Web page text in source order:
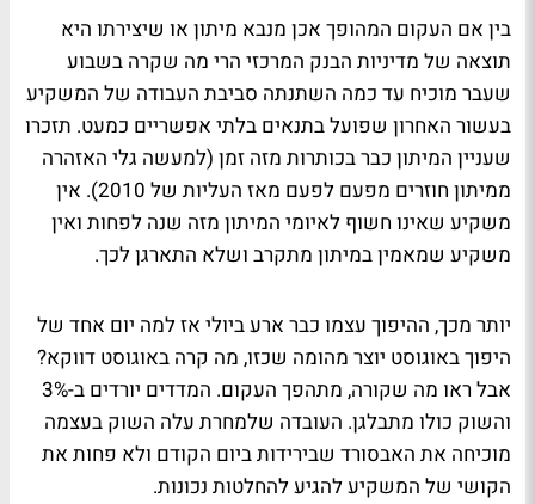
בין אם העקום המהופך אכן מנבא מיתון או שיצירתו היא
תוצאה של מדיניות הבנק המרכזי הרי מה שקרה בשבוע
שעבר מוכיח עד כמה השתנתה סביבת העבודה של המשקיע
בעשור האחרון שפועל בתנאים בלתי אפשריים כמעט. תזכרו
שעניין המיתון כבר בכותרות מזה זמן (למעשה גלי האזהרה
ממיתון חוזרים מפעם לפעם מאז העליות של 2010). אין
משקיע שאינו חשוף לאיומי המיתון מזה שנה לפחות ואין
משקיע שמאמין במיתון מתקרב ושלא התארגן לכך.
יותר מכך, ההיפוך עצמו כבר ארע ביולי אז למה יום אחד של
היפוך באוגוסט יוצר מהומה שכזו, מה קרה באוגוסט דווקא?
אבל ראו מה שקורה, מתהפך העקום. המדדים יורדים ב-3%
והשוק כולו מתבלגן. העובדה שלמחרת עלה השוק בעצמה
מוכיחה את האבסורד שבירידות ביום הקודם ולא פחות את
הקושי של המשקיע להגיע להחלטות נכונות.